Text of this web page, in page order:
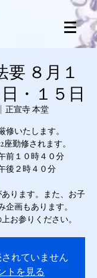
要 ８月１
・１５日
正宣寺 本堂
修いたします。
勤修されます。
前１０時４０分
後２時４０分
ります。また、お子
画もあります。
お参りください。
れていません
トを見る